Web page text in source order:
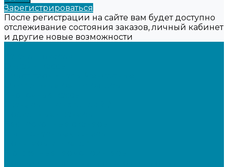
Зарегистрироваться
После регистрации на сайте вам будет доступно
отслеживание состояния заказов, личный кабинет
и другие новые возможности